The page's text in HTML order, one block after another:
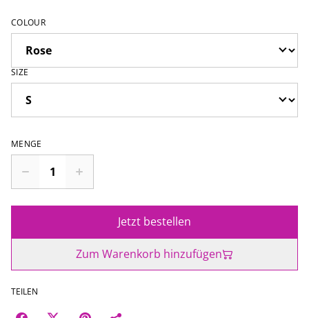
COLOUR
SIZE
MENGE
Jetzt bestellen
Zum Warenkorb hinzufügen
TEILEN